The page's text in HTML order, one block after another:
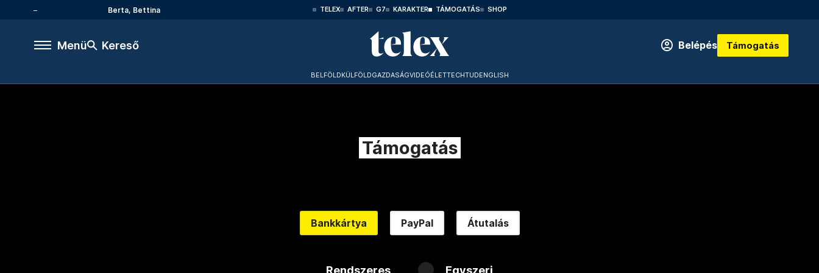
Berta, Bettina TELEX AFTER G7 KARAKTER TÁMOGATÁS SHOP
Menü Kereső Belépés Támogatás
BELFÖLDKÜLFÖLDGAZDASÁGVIDEÓÉLETTECHTUDENGLISH
Támogatás
Bankkártya PayPal Átutalás
Rendszeres Egyszeri